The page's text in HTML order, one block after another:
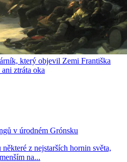
který objevil Zemi Františka
ztráta oka
v úrodném Grónsku
z nejstarších hornin světa,
na...